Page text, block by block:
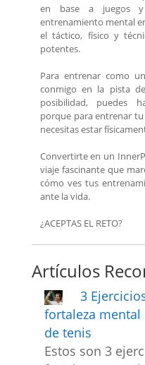
en base a juegos
entrenamiento mental
el táctico, físico y
potentes.
Para entrenar como
conmigo en la pista
posibilidad, puedes
porque para entrenar
necesitas estar
Convertirte en un
viaje fascinante que
cómo ves tus
ante la vida.
¿ACEPTAS EL RETO?
Artículos
3
fortaleza
de tenis
Estos son 3